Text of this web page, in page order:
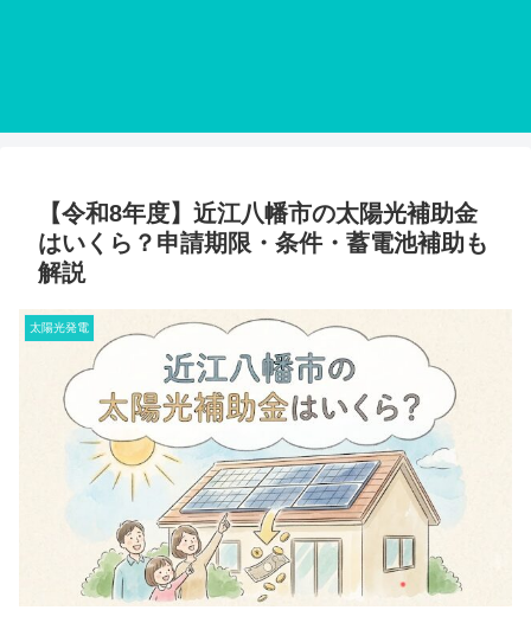
【令和8年度】近江八幡市の太陽光補助金
はいくら？申請期限・条件・蓄電池補助も
解説
太陽光発電